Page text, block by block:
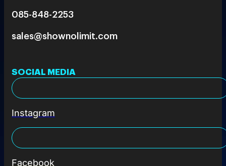
085-848-2253
sales@shownolimit.com
SOCIAL MEDIA
Instagram
Facebook